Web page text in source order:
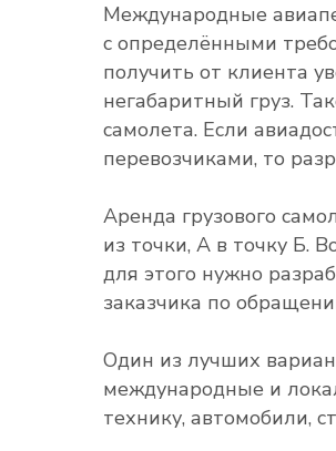
Международные
с определёнными
получить от клиента
негабаритный груз.
самолета. Если
перевозчиками, то
Аренда грузового
из точки, А в точку Б.
для этого нужно
заказчика по
Один из лучших
международные и
технику, автомобили,